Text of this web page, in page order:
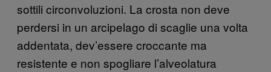
sottili circonvoluzioni. La crosta non deve
perdersi in un arcipelago di scaglie una volta
addentata, dev’essere croccante ma
resistente e non spogliare l’alveolatura